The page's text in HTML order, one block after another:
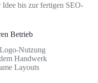
bis zur fertigen SEO-
Betrieb
Nutzung
Handwerk
Layouts